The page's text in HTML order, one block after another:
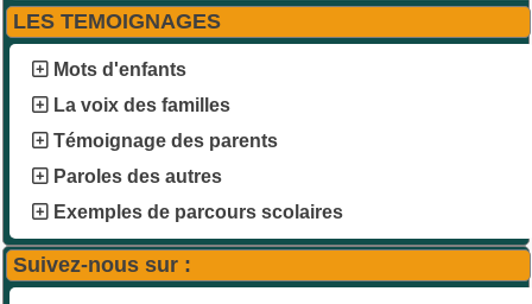
LES TEMOIGNAGES
Mots d'enfants
La voix des familles
Témoignage des parents
Paroles des autres
Exemples de parcours scolaires
Suivez-nous sur :